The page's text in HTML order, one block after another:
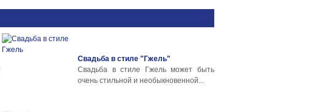
Свадьба в стиле "Гжель"
Свадьба в стиле Гжель может быть
очень стильной и необыкновенной...